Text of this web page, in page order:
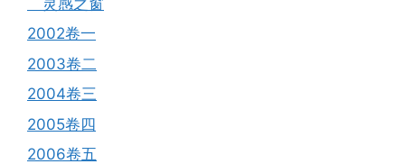
2002卷一
2003卷二
2004卷三
2005卷四
2006卷五